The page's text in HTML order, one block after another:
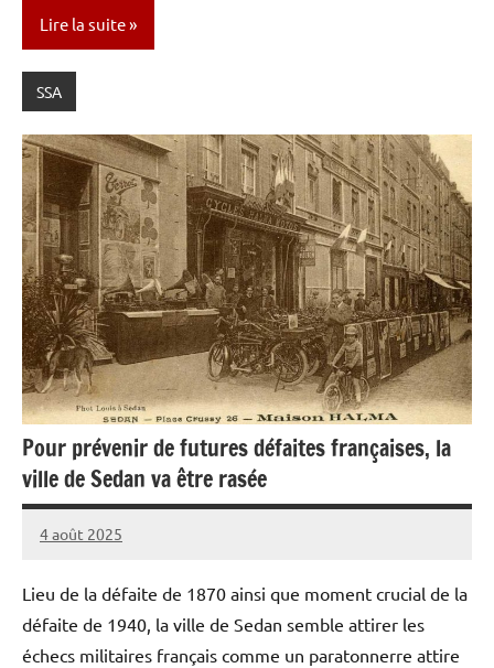
Lire la suite
SSA
Pour prévenir de futures défaites françaises, la
ville de Sedan va être rasée
4 août 2025
Caporal
Aucun
Lieu de la défaite de 1870 ainsi que moment crucial de la
défaite de 1940, la ville de Sedan semble attirer les
échecs militaires français comme un paratonnerre attire